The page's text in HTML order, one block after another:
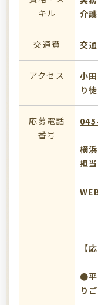
キル
介
交通費 交
アクセス
小
り
応募電話
番号
横
担
【
●平
り